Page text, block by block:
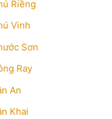
Riềng
Vinh
Sơn
Ray
An
Khai